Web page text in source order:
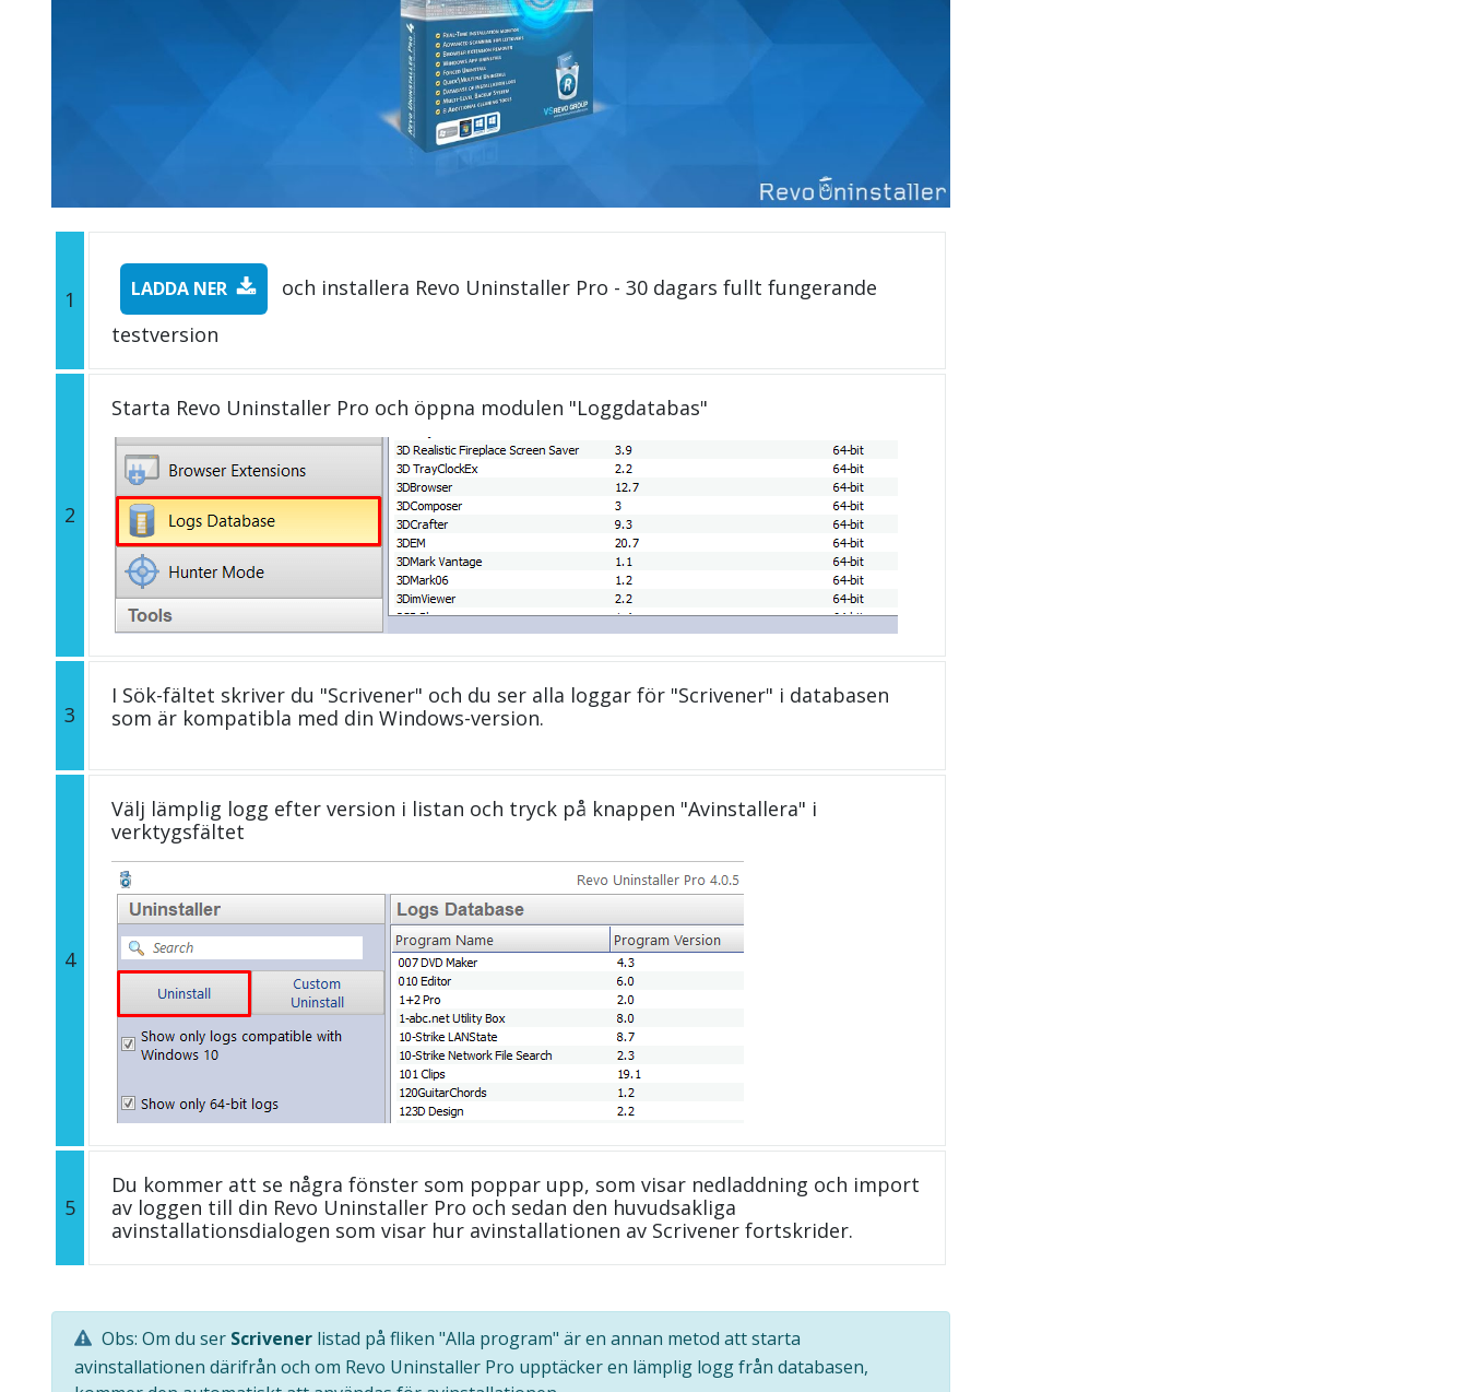
1 LADDA NER
och installera Revo Uninstaller Pro - 30 dagars fullt fungerande
testversion
2
Starta Revo Uninstaller Pro och öppna modulen "Loggdatabas"
3
I Sök-fältet skriver du "Scrivener" och du ser alla loggar för "Scrivener" i databasen
som är kompatibla med din Windows-version.
4
Välj lämplig logg efter version i listan och tryck på knappen "Avinstallera" i
verktygsfältet
5
Du kommer att se några fönster som poppar upp, som visar nedladdning och import
av loggen till din Revo Uninstaller Pro och sedan den huvudsakliga
avinstallationsdialogen som visar hur avinstallationen av Scrivener fortskrider.
Obs: Om du ser Scrivener listad på fliken "Alla program" är en annan metod att starta
avinstallationen därifrån och om Revo Uninstaller Pro upptäcker en lämplig logg från databasen,